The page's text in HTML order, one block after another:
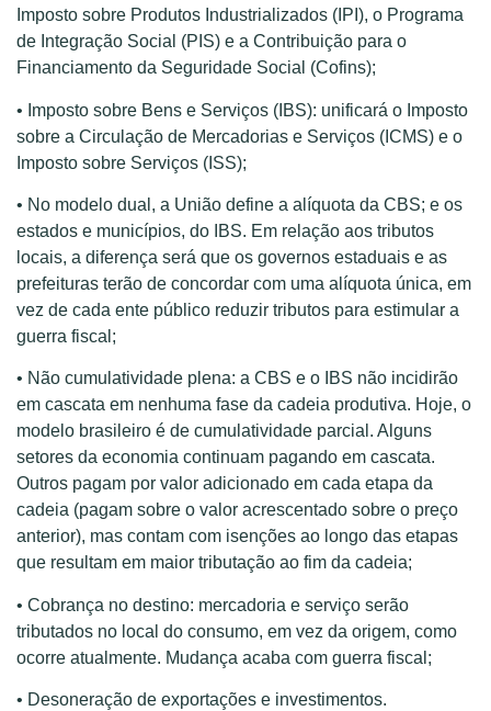
Imposto sobre Produtos Industrializados (IPI), o Programa
de Integração Social (PIS) e a Contribuição para o
Financiamento da Seguridade Social (Cofins);
• Imposto sobre Bens e Serviços (IBS): unificará o Imposto
sobre a Circulação de Mercadorias e Serviços (ICMS) e o
Imposto sobre Serviços (ISS);
• No modelo dual, a União define a alíquota da CBS; e os
estados e municípios, do IBS. Em relação aos tributos
locais, a diferença será que os governos estaduais e as
prefeituras terão de concordar com uma alíquota única, em
vez de cada ente público reduzir tributos para estimular a
guerra fiscal;
• Não cumulatividade plena: a CBS e o IBS não incidirão
em cascata em nenhuma fase da cadeia produtiva. Hoje, o
modelo brasileiro é de cumulatividade parcial. Alguns
setores da economia continuam pagando em cascata.
Outros pagam por valor adicionado em cada etapa da
cadeia (pagam sobre o valor acrescentado sobre o preço
anterior), mas contam com isenções ao longo das etapas
que resultam em maior tributação ao fim da cadeia;
• Cobrança no destino: mercadoria e serviço serão
tributados no local do consumo, em vez da origem, como
ocorre atualmente. Mudança acaba com guerra fiscal;
• Desoneração de exportações e investimentos.